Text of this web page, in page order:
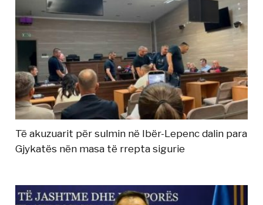
Të akuzuarit për sulmin në Ibër-Lepenc dalin para
Gjykatës nën masa të rrepta sigurie